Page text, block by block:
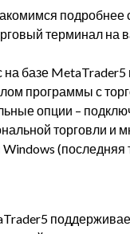
терминал на
базе
программы с
опции –
торговли и
Windows (последняя